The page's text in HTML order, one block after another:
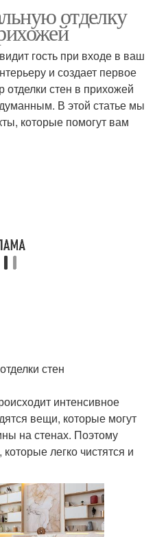
отделку
гость при входе в ваш
и создает первое
стен в прихожей
В этой статье мы
которые помогут вам
стен
интенсивное
вещи, которые могут
на стенах. Поэтому
легко чистятся и